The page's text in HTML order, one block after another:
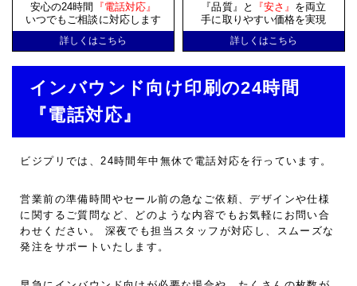
安心の24時間
『電話対応』
いつでもご相談に対応します
詳しくはこちら
『品質』と 『安さ』 を両立
手に取りやすい価格を実現
詳しくはこちら
インバウンド向け印刷の24時間
『電話対応』
ビジプリでは、24時間年中無休で電話対応を行っています。
営業前の準備時間やセール前の急なご依頼、デザインや仕様
に関するご質問など、どのような内容でもお気軽にお問い合
わせください。 深夜でも担当スタッフが対応し、スムーズな
発注をサポートいたします。